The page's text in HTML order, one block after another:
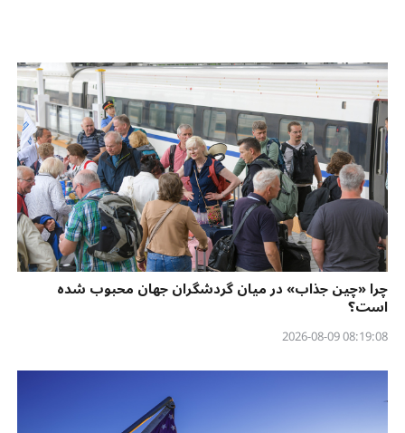
چرا «چین جذاب» در میان گردشگران جهان محبوب شده
است؟
08:19:08 2026-08-09